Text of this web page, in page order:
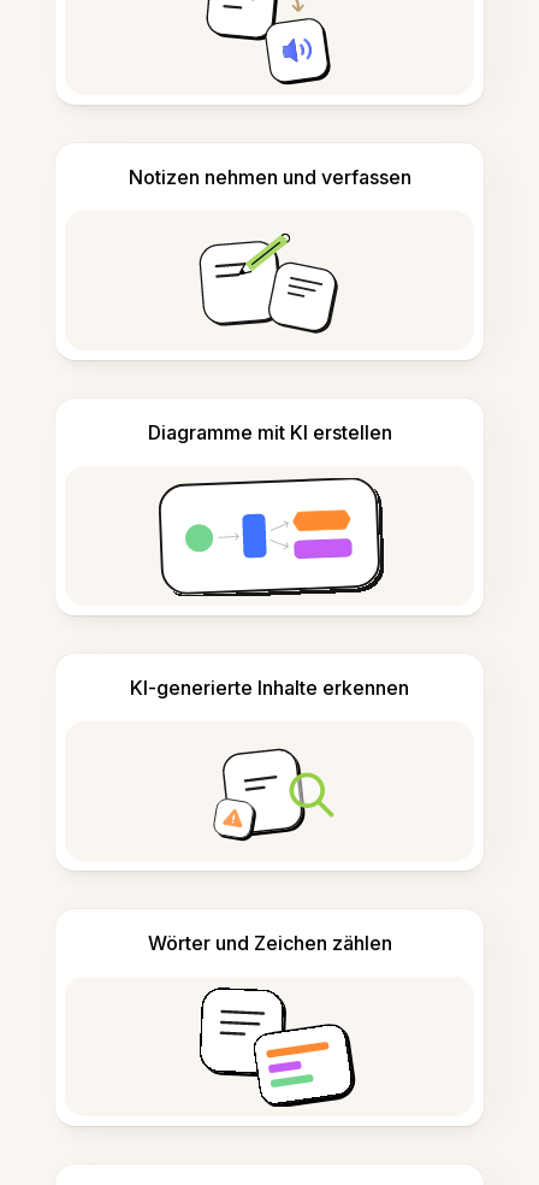
Notizen nehmen und verfassen
Diagramme mit KI erstellen
KI-generierte Inhalte erkennen
Wörter und Zeichen zählen